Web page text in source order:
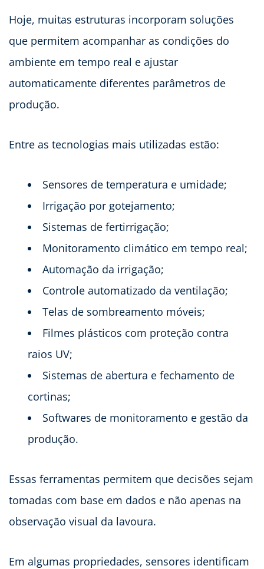
Hoje, muitas estruturas incorporam soluções
que permitem acompanhar as condições do
ambiente em tempo real e ajustar
automaticamente diferentes parâmetros de
produção.
Entre as tecnologias mais utilizadas estão:
Sensores de temperatura e umidade;
Irrigação por gotejamento;
Sistemas de fertirrigação;
Monitoramento climático em tempo real;
Automação da irrigação;
Controle automatizado da ventilação;
Telas de sombreamento móveis;
Filmes plásticos com proteção contra
raios UV;
Sistemas de abertura e fechamento de
cortinas;
Softwares de monitoramento e gestão da
produção.
Essas ferramentas permitem que decisões sejam
tomadas com base em dados e não apenas na
observação visual da lavoura.
Em algumas propriedades, sensores identificam